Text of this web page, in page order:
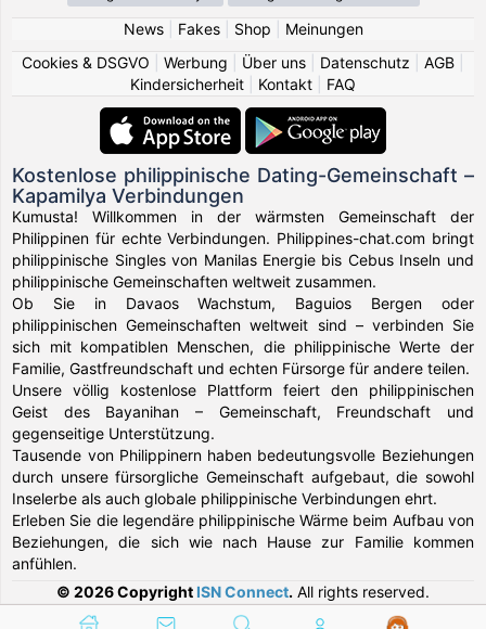
News| Fakes| Shop
Meinungen
Cookies & DSGVO
Werbung Über uns Datenschutz AGB
Kindersicherheit
Kontakt FAQ
Kostenlose philippinische Dating-Gemeinschaft –
Kapamilya Verbindungen
Kumusta! Willkommen in der wärmsten Gemeinschaft der
Philippinen für echte Verbindungen. Philippines-chat.com bringt
philippinische Singles von Manilas Energie bis Cebus Inseln und
philippinische Gemeinschaften weltweit zusammen.
Ob Sie in Davaos Wachstum, Baguios Bergen oder
philippinischen Gemeinschaften weltweit sind – verbinden Sie
sich mit kompatiblen Menschen, die philippinische Werte der
Familie, Gastfreundschaft und echten Fürsorge für andere teilen.
Unsere völlig kostenlose Plattform feiert den philippinischen
Geist des Bayanihan – Gemeinschaft, Freundschaft und
gegenseitige Unterstützung.
Tausende von Philippinern haben bedeutungsvolle Beziehungen
durch unsere fürsorgliche Gemeinschaft aufgebaut, die sowohl
Inselerbe als auch globale philippinische Verbindungen ehrt.
Erleben Sie die legendäre philippinische Wärme beim Aufbau von
Beziehungen, die sich wie nach Hause zur Familie kommen
anfühlen.
© 2026 Copyright ISN Connect. All rights reserved.